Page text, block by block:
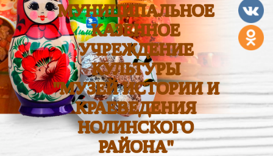
МУНИЦИПАЛЬНОЕ
КАЗЕННОЕ
УЧРЕЖДЕНИЕ
КУЛЬТУРЫ
"МУЗЕЙ ИСТОРИИ И
КРАЕВЕДЕНИЯ
НОЛИНСКОГО
РАЙОНА"